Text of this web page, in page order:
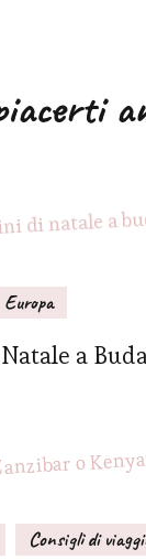
Europa
a
Consigli di